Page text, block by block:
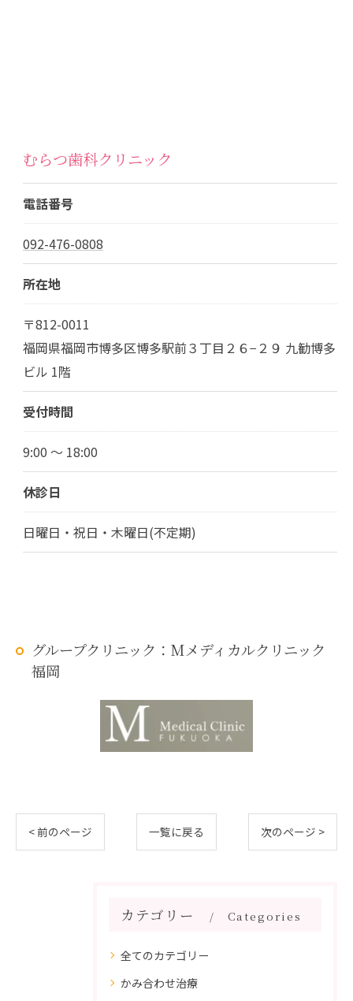
むらつ歯科クリニック
電話番号
092-476-0808
所在地
〒812-0011
福岡県福岡市博多区博多駅前３丁目２６−２９ 九勧博多
ビル 1階
受付時間
9:00 ～ 18:00
休診日
日曜日・祝日・木曜日(不定期)
グループクリニック：Mメディカルクリニック
福岡
< 前のページ 一覧に戻る 次のページ >
カテゴリー Categories
全てのカテゴリー
かみ合わせ治療